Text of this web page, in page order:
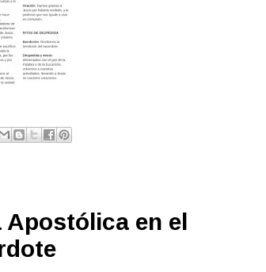
Apostólica en el